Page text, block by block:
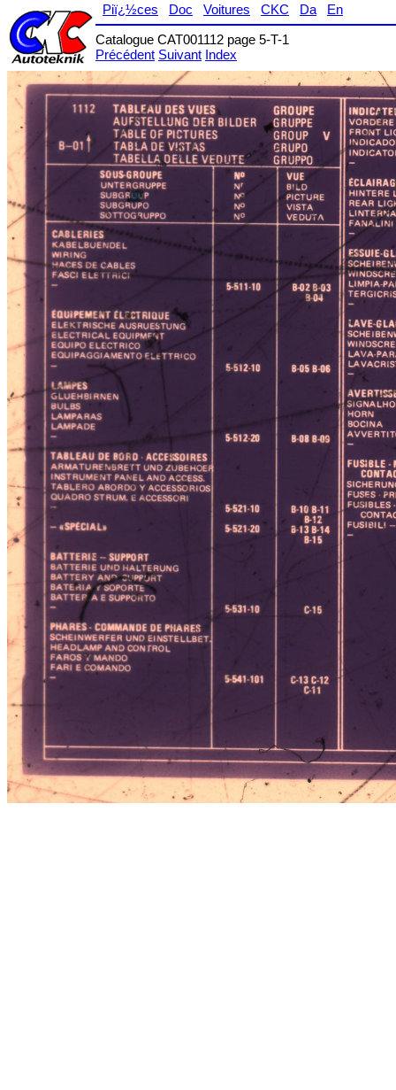
Piï¿½ces Doc Voitures CKC Da
En
Catalogue CAT001112 page 5-T-1
Précédent Suivant Index